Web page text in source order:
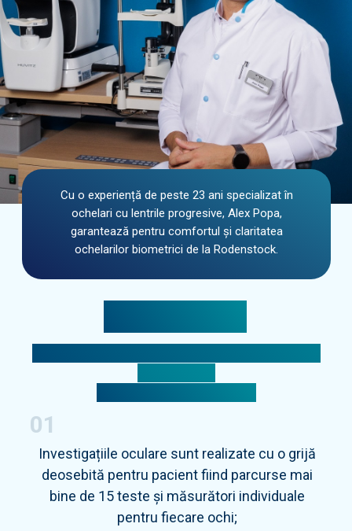
Cu o experiență de peste 23 ani specializat în
ochelari cu lentrile progresive, Alex Popa,
garantează pentru comfortul și claritatea
ochelarilor biometrici de la Rodenstock.
01
Investigațiile oculare sunt realizate cu o grijă
deosebită pentru pacient fiind parcurse mai
bine de 15 teste și măsurători individuale
pentru fiecare ochi;